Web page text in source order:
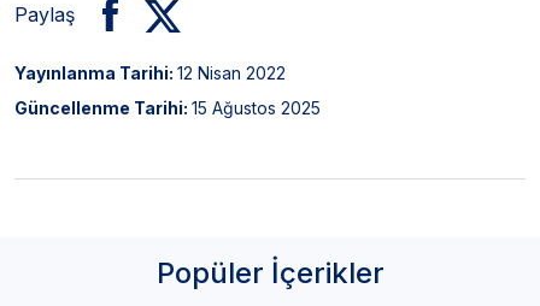
Paylaş
Yayınlanma Tarihi: 12 Nisan 2022
Güncellenme Tarihi: 15 Ağustos 2025
Popüler İçerikler